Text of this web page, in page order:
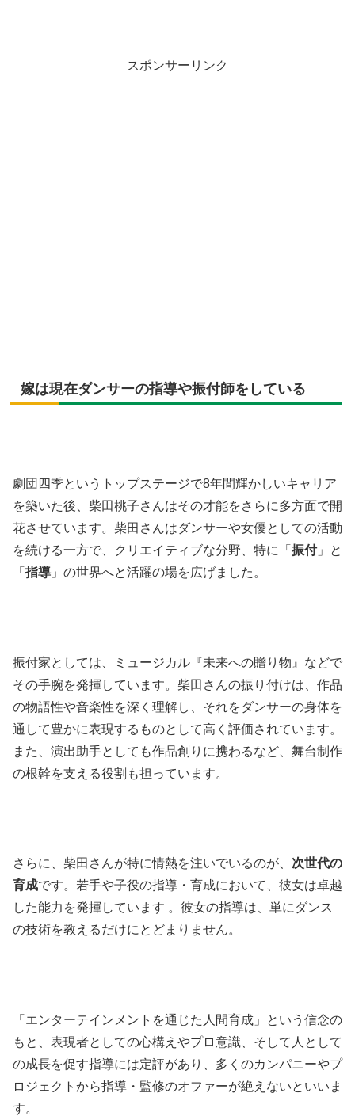
スポンサーリンク
嫁は現在ダンサーの指導や振付師をしている
劇団四季というトップステージで8年間輝かしいキャリア
を築いた後、柴田桃子さんはその才能をさらに多方面で開
花させています。柴田さんはダンサーや女優としての活動
を続ける一方で、クリエイティブな分野、特に「 振付」と
「 指導 」の世界へと活躍の場を広げました。
振付家としては、ミュージカル『未来への贈り物』などで
その手腕を発揮しています。柴田さんの振り付けは、作品
の物語性や音楽性を深く理解し、それをダンサーの身体を
通して豊かに表現するものとして高く評価されています。
また、演出助手としても作品創りに携わるなど、舞台制作
の根幹を支える役割も担っています。
さらに、柴田さんが特に情熱を注いでいるのが、 次世代の
育成です。若手や子役の指導・育成において、彼女は卓越
した能力を発揮しています 。彼女の指導は、単にダンス
の技術を教えるだけにとどまりません。
「エンターテインメントを通じた人間育成」という信念の
もと、表現者としての心構えやプロ意識、そして人として
の成長を促す指導には定評があり、多くのカンパニーやプ
ロジェクトから指導・監修のオファーが絶えないといいま
す。